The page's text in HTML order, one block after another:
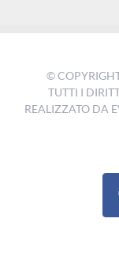
©
TUTTI I
REALIZZATO DA